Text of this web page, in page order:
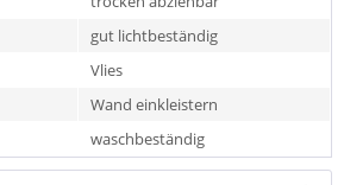
gut lichtbeständig
Vlies
Wand einkleistern
waschbeständig